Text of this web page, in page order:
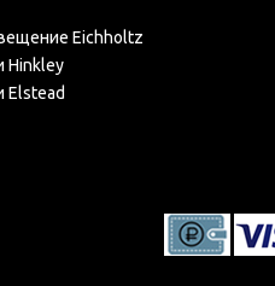
Eichholtz
Hinkley
Elstead